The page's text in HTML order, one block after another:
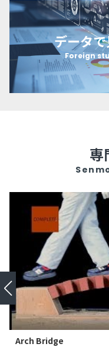
データ
Foreign
専
Arch Bridge